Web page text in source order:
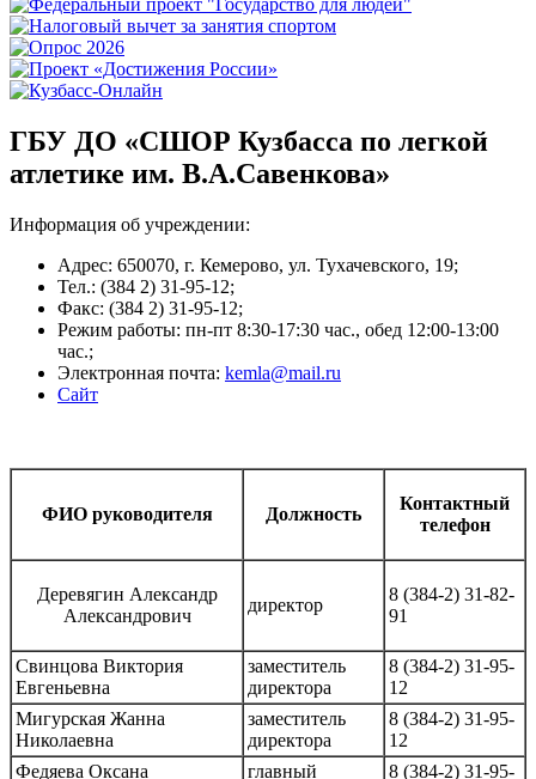
ГБУ ДО «СШОР Кузбасса по легкой
атлетике им. В.А.Савенкова»
Информация об учреждении:
Адрес: 650070, г. Кемерово, ул. Тухачевского, 19;
Тел.: (384 2) 31-95-12;
Факс: (384 2) 31-95-12;
Режим работы: пн-пт 8:30-17:30 час., обед 12:00-13:00
час.;
Электронная почта: kemla@mail.ru
Сайт
ФИО руководителя Должность
Контактный
телефон
Деревягин Александр
Александрович
директор
8 (384-2) 31-82-
91
Свинцова Виктория
Евгеньевна
заместитель
директора
8 (384-2) 31-95-
12
Мигурская Жанна
Николаевна
заместитель
директора
8 (384-2) 31-95-
12
Федяева Оксана
главный 8 (384-2) 31-95-